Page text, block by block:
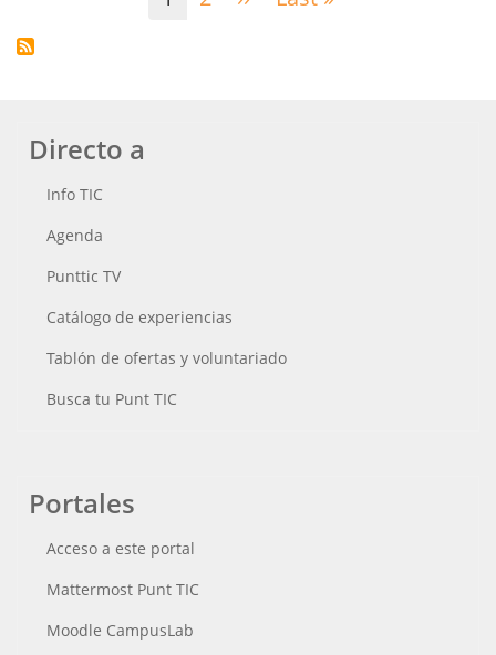
Directo a
Info TIC
Agenda
Punttic TV
Catálogo de experiencias
Tablón de ofertas y voluntariado
Busca tu Punt TIC
Portales
Acceso a este portal
Mattermost Punt TIC
Moodle CampusLab